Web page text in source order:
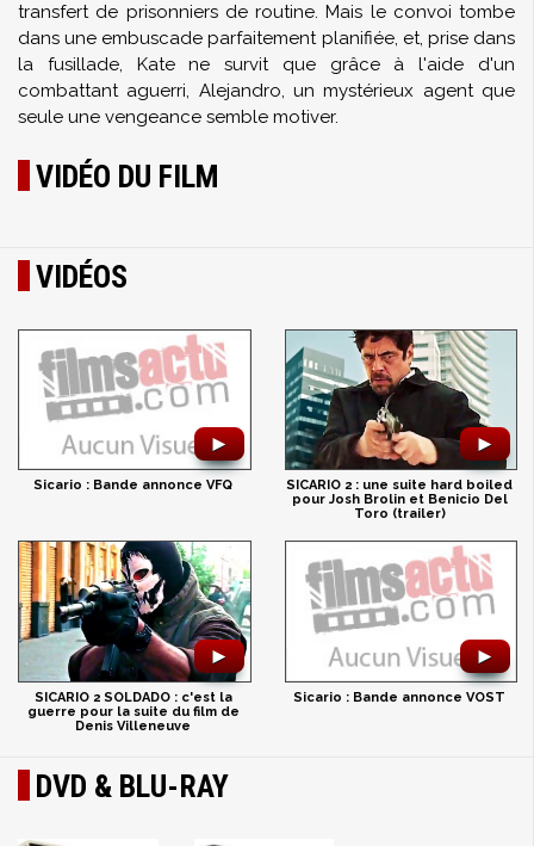
transfert de prisonniers de routine. Mais le convoi tombe
dans une embuscade parfaitement planifiée, et, prise dans
la fusillade, Kate ne survit que grâce à l'aide d'un
combattant aguerri, Alejandro, un mystérieux agent que
seule une vengeance semble motiver.
VIDÉO DU FILM
VIDÉOS
►
Sicario : Bande annonce VFQ
►
SICARIO 2 : une suite hard boiled
pour Josh Brolin et Benicio Del
Toro (trailer)
►
SICARIO 2 SOLDADO : c'est la
guerre pour la suite du film de
Denis Villeneuve
►
Sicario : Bande annonce VOST
DVD & BLU-RAY